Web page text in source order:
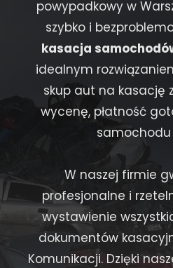
powypadkowy w
szybko i
kasacja
idealnym
skup aut na kasację
wycenę, płatność
W naszej firmie
profesjonalne i
wystawienie
dokumentów
Komunikacji. Dzięki